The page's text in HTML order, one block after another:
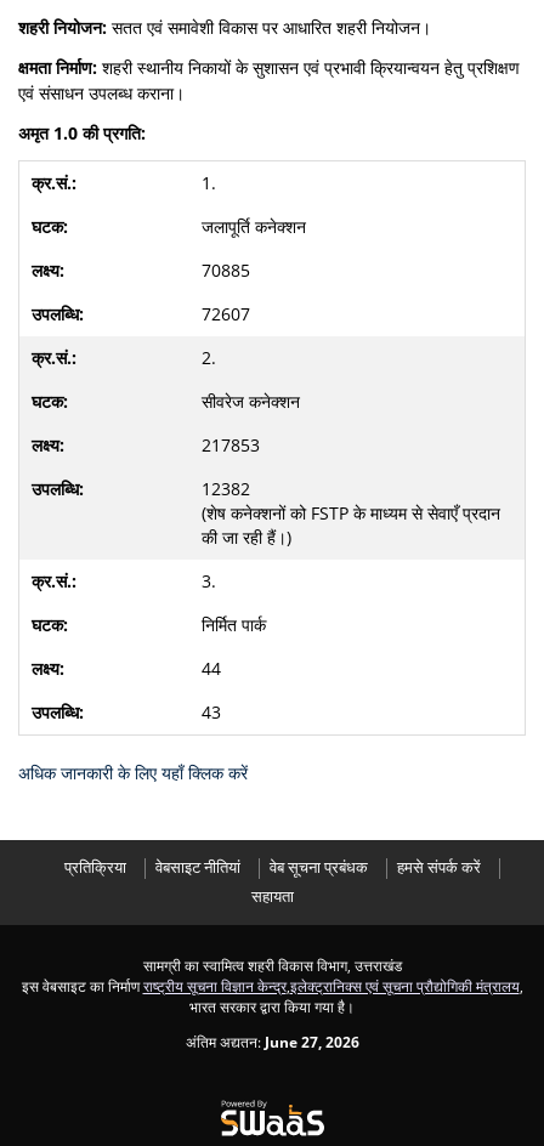
शहरी नियोजन: सतत एवं समावेशी विकास पर आधारित शहरी नियोजन।
क्षमता निर्माण: शहरी स्थानीय निकायों के सुशासन एवं प्रभावी क्रियान्वयन हेतु प्रशिक्षण
एवं संसाधन उपलब्ध कराना।
अमृत 1.0 की प्रगति:
1.
जलापूर्ति कनेक्शन
70885
72607
2.
सीवरेज कनेक्शन
217853
12382
(शेष कनेक्शनों को FSTP के माध्यम से सेवाएँ प्रदान
की जा रही हैं।)
3.
निर्मित पार्क
44
43
अधिक जानकारी के लिए यहाँ क्लिक करें
प्रतिक्रिया वेबसाइट नीतियां वेब सूचना प्रबंधक
हमसे संपर्क करें
सहायता
सामग्री का स्वामित्व शहरी विकास विभाग, उत्तराखंड
इस वेबसाइट का निर्माणराष्ट्रीय सूचना विज्ञान केन्द्र,इलेक्ट्रानिक्स एवं सूचना प्रौद्योगिकी मंत्रालय,
भारत सरकार द्वारा किया गया है।
अंतिम अद्यतन: June 27, 2026